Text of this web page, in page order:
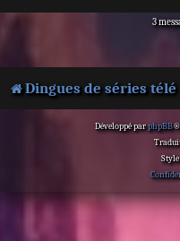
3
Dingues de séries télé
Développé parphpBB®